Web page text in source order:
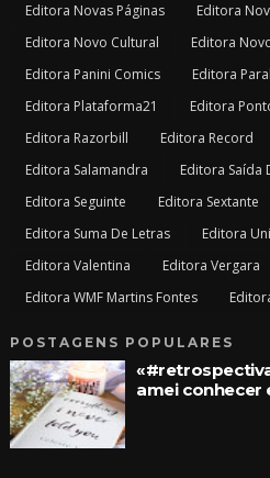
Editora Novas Páginas
Editora
Editora Novo Cultural
Editora
Editora Panini Comics
Editora
Editora Plataforma21
Editora
Editora Razorbill
Editora Record
Editora Salamandra
Editora Saída
Editora Seguinte
Editora Sextante
Editora Suma De Letras
Editora
Editora Valentina
Editora Vergara
Editora WMF Martins Fontes
POSTAGENS POPULARES
amei conhecer